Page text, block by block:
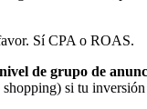
Sí CPA o ROAS.
de grupo de
si tu inversión